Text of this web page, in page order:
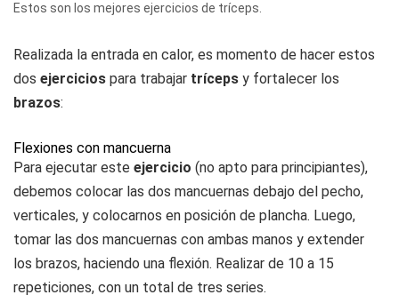
Estos son los mejores ejercicios de tríceps.
Realizada la entrada en calor, es momento de hacer estos
dos ejercicios para trabajar tríceps y fortalecer los
brazos:
Flexiones con mancuerna
Para ejecutar este ejercicio (no apto para principiantes),
debemos colocar las dos mancuernas debajo del pecho,
verticales, y colocarnos en posición de plancha. Luego,
tomar las dos mancuernas con ambas manos y extender
los brazos, haciendo una flexión. Realizar de 10 a 15
repeticiones, con un total de tres series.